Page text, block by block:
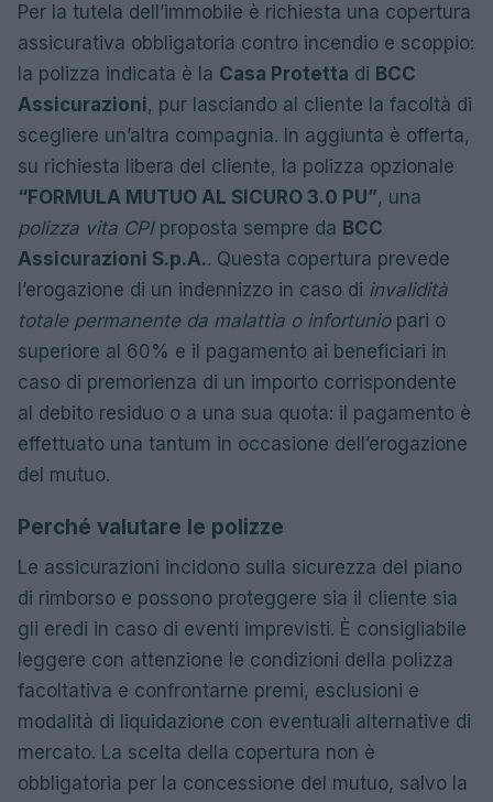
Per la tutela dell’immobile è richiesta una copertura
assicurativa obbligatoria contro incendio e scoppio:
la polizza indicata è la Casa Protetta di BCC
Assicurazioni, pur lasciando al cliente la facoltà di
scegliere un’altra compagnia. In aggiunta è offerta,
su richiesta libera del cliente, la polizza opzionale
“FORMULA MUTUO AL SICURO 3.0 PU”, una
polizza vita CPIproposta sempre da BCC
Assicurazioni S.p.A.. Questa copertura prevede
l’erogazione di un indennizzo in caso di invalidità
totale permanente da malattia o infortuniopari o
superiore al 60% e il pagamento ai beneficiari in
caso di premorienza di un importo corrispondente
al debito residuo o a una sua quota: il pagamento è
effettuato una tantum in occasione dell’erogazione
del mutuo.
Perché valutare le polizze
Le assicurazioni incidono sulla sicurezza del piano
di rimborso e possono proteggere sia il cliente sia
gli eredi in caso di eventi imprevisti. È consigliabile
leggere con attenzione le condizioni della polizza
facoltativa e confrontarne premi, esclusioni e
modalità di liquidazione con eventuali alternative di
mercato. La scelta della copertura non è
obbligatoria per la concessione del mutuo, salvo la